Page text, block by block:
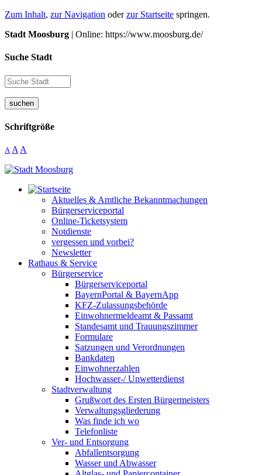
Zum Inhalt, zur Navigation oderzur Startseite springen.
Stadt Moosburg | Online: https://www.moosburg.de/
Suche Stadt
suchen
Schriftgröße
A A A
Aktuelles & Amtliche Bekanntmachungen
Bürgerserviceportal
Online-Ticketsystem
Notdienste
vergessen und vorbei?
Newsletter
Rathaus & Service
Bürgerservice
Bürgerserviceportal
BayernPortal & BayernApp
KFZ-Zulassungsbehörde
Einwohnermeldeamt & Passamt
Standesamt und Trauungszimmer
Formulare
Satzungen und Verordnungen
Bankdaten
Einwohnerzahlen
Hochwasser-/ Unwetterdienst
Stadtverwaltung
Grußwort des Ersten Bürgermeisters
Verwaltungsgliederung
Was finde ich wo
Telefonliste
Ver- und Entsorgung
Abfallentsorgung
Wasser und Abwasser